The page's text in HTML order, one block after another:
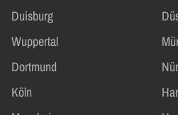
Duisburg
Wuppertal
Dortmund
Köln